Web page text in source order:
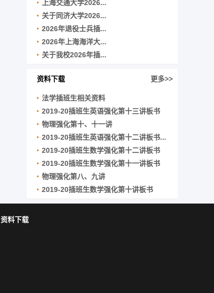
上海交通大学2026...
关于同济大学2026...
2026年退役士兵插...
2026年上海海洋大...
关于我校2026年插...
资料下载 更多>>
法学插班生相关资料
2019-20插班生英语强化第十三讲板书
物理强化第十、十一讲
2019-20插班生英语强化第十二讲板书...
2019-20插班生数学强化第十二讲板书
2019-20插班生数学强化第十一讲板书
物理强化第八、九讲
2019-20插班生数学强化第十讲板书
资料下载